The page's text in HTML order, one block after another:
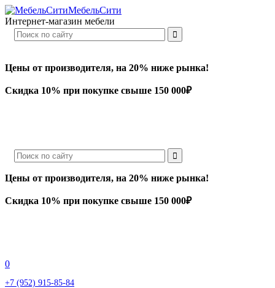
МебельСити
Интернет-магазин мебели
Цены от производителя, на 20% ниже рынка!
Скидка 10% при покупке свыше 150 000₽
Цены от производителя, на 20% ниже рынка!
Скидка 10% при покупке свыше 150 000₽
0
+7 (952) 915-85-84